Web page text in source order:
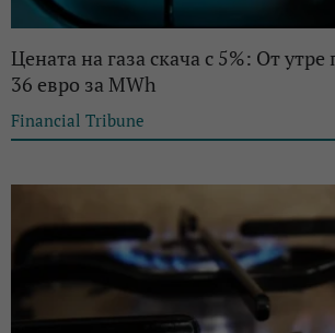
Цената на газа скача с 5%: От
36 евро за MWh
Financial Tribune